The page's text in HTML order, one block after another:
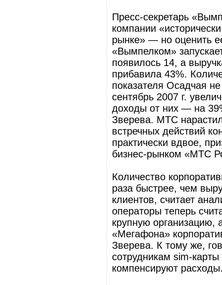
Пресс-секретарь
компании
рынке» — но оценить
«Вымпелком»
появилось 14, а
прибавила 43%.
показателя Осадчая
сентябрь 2007 г.
доходы от них — на
Зверева. МТС
встречных действий
практически вдвое,
бизнес-рынком «МТС
Количество
раза быстрее, чем
клиентов, считает
операторы теперь
крупную организацию,
«Мегафона»
Зверева. К тому же,
сотрудникам sim-
компенсируют